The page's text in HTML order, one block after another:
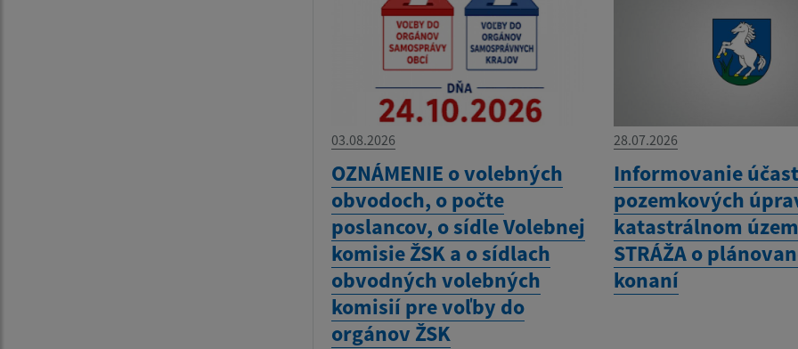
03.08.2026
OZNÁMENIE o volebných
obvodoch, o počte
poslancov, o sídle Volebnej
komisie ŽSK a o sídlach
obvodných volebných
komisií pre voľby do
orgánov ŽSK
28.07.2026
Informovanie
pozemkových
katastrálnom
STRÁŽA o
konaní